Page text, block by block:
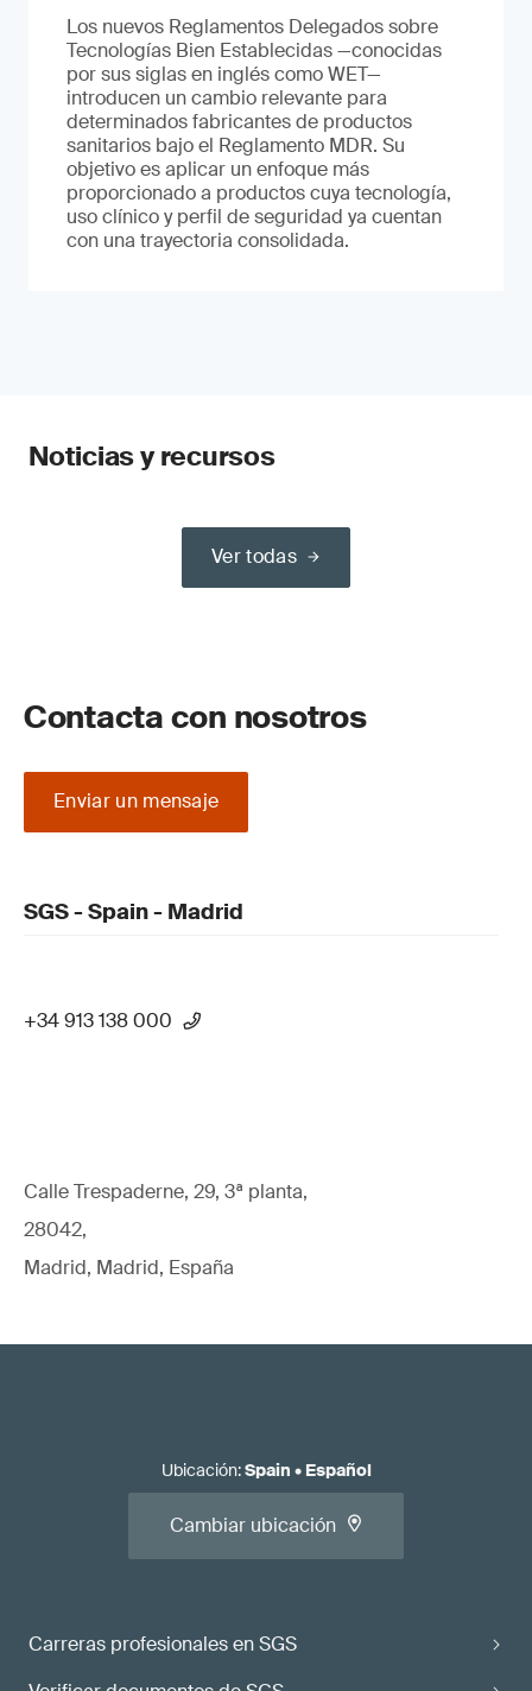
Los nuevos Reglamentos Delegados sobre
Tecnologías Bien Establecidas —conocidas
por sus siglas en inglés como WET—
introducen un cambio relevante para
determinados fabricantes de productos
sanitarios bajo el Reglamento MDR. Su
objetivo es aplicar un enfoque más
proporcionado a productos cuya tecnología,
uso clínico y perfil de seguridad ya cuentan
con una trayectoria consolidada.
Noticias y recursos
Ver todas
Contacta con nosotros
Enviar un mensaje
SGS - Spain - Madrid
+34 913 138 000
Calle Trespaderne, 29, 3ª planta,
28042,
Madrid, Madrid, España
Carreras profesionales en SGS
Ubicación:Spain • Español
Cambiar ubicación